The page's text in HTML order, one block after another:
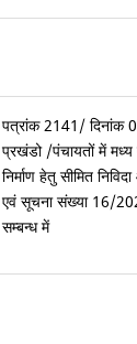
पत्रांक 2141/ दिनांक
प्रखंडो /पंचायतों में मध्य
निर्माण हेतु सीमित
एवं सूचना संख्या 16/
सम्बन्ध में